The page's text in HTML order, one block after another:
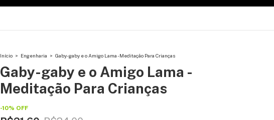
Início > Engenharia > Gaby-gaby e o Amigo Lama - Meditação Para Crianças
Gaby-gaby e o Amigo Lama -
Meditação Para Crianças
-10% OFF